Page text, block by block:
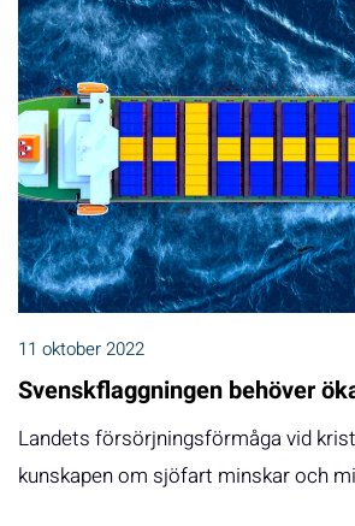
11 oktober 2022
Svenskflaggningen behöver
Landets försörjningsförmåga vid
kunskapen om sjöfart minskar och